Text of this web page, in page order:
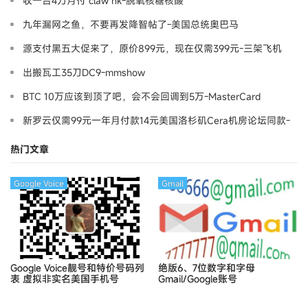
九年漏网之鱼，不要再发降智帖了-美国总统奥巴马
源支付黑五大促来了，原价899元，现在仅需399元-三架飞机
出搬瓦工35刀DC9-mmshow
BTC 10万应该到顶了吧，会不会回调到5万-MasterCard
新罗云仅需99元一年月付款14元美国洛杉矶Cera机房论坛同款-
热门文章
Google Voice靓号和特价号码列
表 虚拟非实名美国手机号
Google Voice
绝版6、7位数字和字母
Gmail/Google账号
Gmail